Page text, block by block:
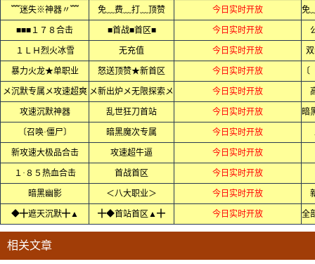
﹌迷失※神器〃﹌ 免﹏费﹏打﹏顶赞 今日实时开放
■■■１７８合击 ■首战■首区■ 今日实时开放
１ＬＨ烈火冰雪 无充值 今日实时开放
暴力火龙★单职业 怒送顶赞★新首区 今日实时开放
メ沉默专属メ攻速超爽 メ新出炉メ无限探索メ 今日实时开放
攻速沉默神器 乱世狂刀首站 今日实时开放
〔召唤·僵尸〕 暗黑魔次专属 今日实时开放
新攻速大极品合击 攻速超牛逼 今日实时开放
１·８５热血合击 首战首区 今日实时开放
暗黑幽影 ＜八大职业＞ 今日实时开放
◆╋遮天沉默╋▲ ╋◆首站首区▲╋ 今日实时开放
相关文章